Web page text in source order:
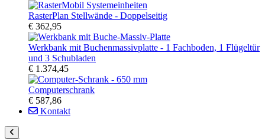
RasterPlan Stellwände - Doppelseitig
€ 362,95
Werkbank mit Buchenmassivplatte - 1 Fachboden, 1 Flügeltür
und 3 Schubladen
€ 1.374,45
Computerschrank
€ 587,86
Kontakt